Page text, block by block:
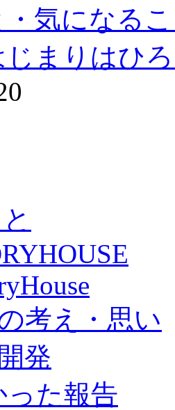
・気になる
じまりはひ
考え・思い
発
った報告